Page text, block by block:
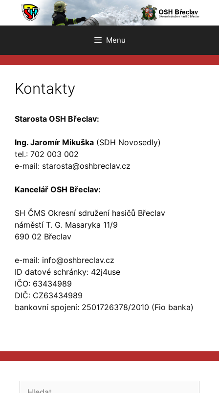
Přeskočit
Menu
Kontakty
Starosta OSH Břeclav:
Ing. Jaromír Mikuška (SDH Novosedly)
tel.: 702 003 002
e-mail: starosta@oshbreclav.cz
Kancelář OSH Břeclav:
SH ČMS Okresní sdružení hasičů Břeclav
náměstí T. G. Masaryka 11/9
690 02 Břeclav
e-mail: info@oshbreclav.cz
ID datové schránky: 42j4use
IČO: 63434989
DIČ: CZ63434989
bankovní spojení: 2501726378/2010 (Fio banka)